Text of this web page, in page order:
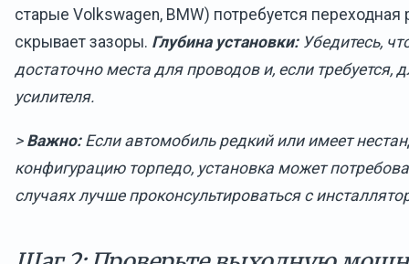
старые Volkswagen, BMW) потребуется переходная
скрывает зазоры. Глубина установки:Убедитесь,
достаточно места для проводов и, если требуется,
усилителя.
> Важно:Если автомобиль редкий или имеет
конфигурацию торпедо, установка может
случаях лучше проконсультироваться с